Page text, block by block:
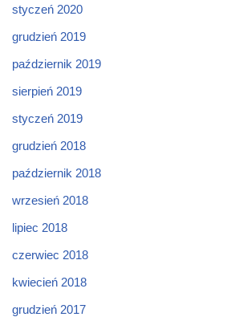
styczeń 2020
grudzień 2019
październik 2019
sierpień 2019
styczeń 2019
grudzień 2018
październik 2018
wrzesień 2018
lipiec 2018
czerwiec 2018
kwiecień 2018
grudzień 2017